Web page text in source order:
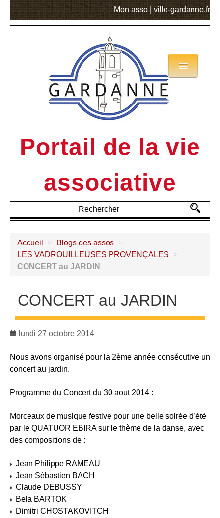
Mon asso ville-gardanne.fr
Portail de la vie
associative
Annuaire
Actualités
MVA
Accueil > Blogs des assos >
LES VADROUILLEUSES PROVENÇALES
>
CONCERT au JARDIN
CONCERT au JARDIN
lundi 27 octobre 2014
Nous avons organisé pour la 2ème année consécutive un
concert au jardin.
Programme du Concert du 30 aout 2014 :
Morceaux de musique festive pour une belle soirée d’été
par le QUATUOR EBIRA sur le thème de la danse, avec
des compositions de :
Jean Philippe RAMEAU
Jean Sébastien BACH
Claude DEBUSSY
Bela BARTOK
Dimitri CHOSTAKOVITCH